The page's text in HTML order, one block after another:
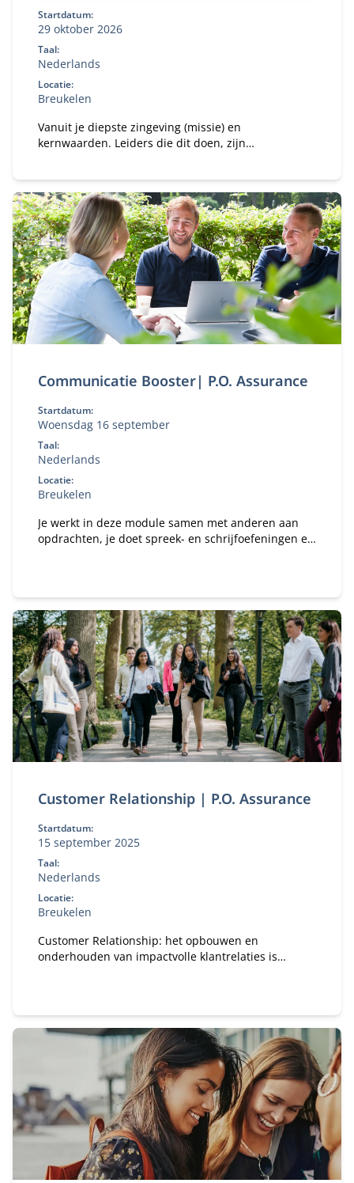
Startdatum:
29 oktober 2026
Taal:
Nederlands
Locatie:
Breukelen
Vanuit je diepste zingeving (missie) en
kernwaarden. Leiders die dit doen, zijn
Communicatie Booster| P.O. Assurance
Startdatum:
Woensdag 16 september
Taal:
Nederlands
Locatie:
Breukelen
Je werkt in deze module samen met anderen aan
opdrachten, je doet spreek- en schrijfoefeningen en
Customer Relationship | P.O. Assurance
Startdatum:
15 september 2025
Taal:
Nederlands
Locatie:
Breukelen
Customer Relationship: het opbouwen en
onderhouden van impactvolle klantrelaties is
wil ook ontzorgd worden. Je bouwt een langdurige
en vertrouwde relatie met elkaar op. Het balanceren
tussen het opbouwen van vertrouwen en
onafhankelijkheid is vaak dé grote uitdaging.